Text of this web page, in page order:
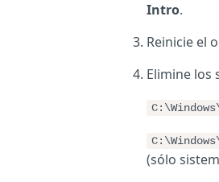
Intro.
Reinicie el
Elimine los
(sólo